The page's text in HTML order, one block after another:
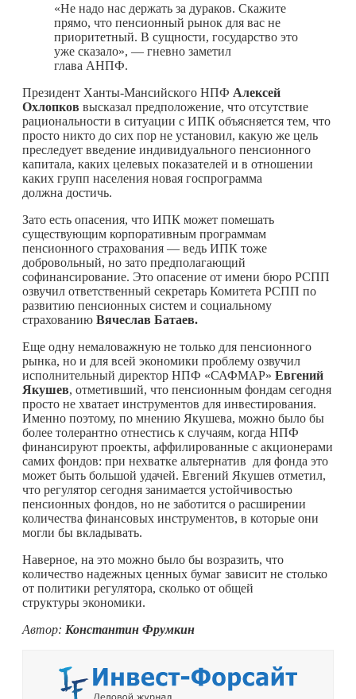
«Не надо нас держать за дураков. Скажите
прямо, что пенсионный рынок для вас не
приоритетный. В сущности, государство это
уже сказало», — гневно заметил
глава АНПФ.
Президент Ханты-Мансийского НПФ Алексей
Охлопков высказал предположение, что отсутствие
рациональности в ситуации с ИПК объясняется тем, что
просто никто до сих пор не установил, какую же цель
преследует введение индивидуального пенсионного
капитала, каких целевых показателей и в отношении
каких групп населения новая госпрограмма
должна достичь.
Зато есть опасения, что ИПК может помешать
существующим корпоративным программам
пенсионного страхования — ведь ИПК тоже
добровольный, но зато предполагающий
софинансирование. Это опасение от имени бюро РСПП
озвучил ответственный секретарь Комитета РСПП по
развитию пенсионных систем и социальному
страхованию Вячеслав Батаев.
Еще одну немаловажную не только для пенсионного
рынка, но и для всей экономики проблему озвучил
исполнительный директор НПФ «САФМАР» Евгений
Якушев, отметивший, что пенсионным фондам сегодня
просто не хватает инструментов для инвестирования.
Именно поэтому, по мнению Якушева, можно было бы
более толерантно отнестись к случаям, когда НПФ
финансируют проекты, аффилированные с акционерами
самих фондов: при нехватке альтернатив для фонда это
может быть большой удачей. Евгений Якушев отметил,
что регулятор сегодня занимается устойчивостью
пенсионных фондов, но не заботится о расширении
количества финансовых инструментов, в которые они
могли бы вкладывать.
Наверное, на это можно было бы возразить, что
количество надежных ценных бумаг зависит не столько
от политики регулятора, сколько от общей
структуры экономики.
Автор: Константин Фрумкин